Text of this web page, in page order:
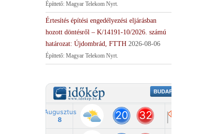
Építtető: Magyar Telekom Nyrt.
Értesítés építési engedélyezési eljárásban
hozott döntésről – K/14191-10/2026. számú
határozat: Újdombrád, FTTH 2026-08-06
Építtető: Magyar Telekom Nyrt.